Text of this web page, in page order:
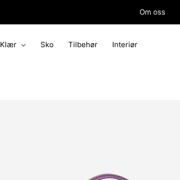
Om oss
Klær Sko Tilbehør Interiør